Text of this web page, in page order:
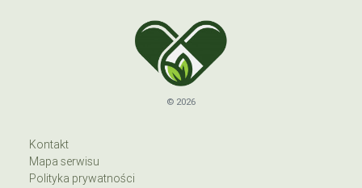
© 2026
Kontakt
Mapa serwisu
Polityka prywatności